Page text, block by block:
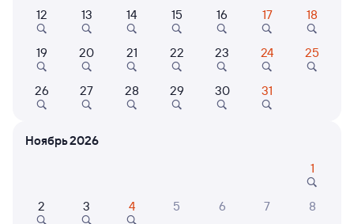
135А Проходящий 7,3
18:29 02:02
7 ч 33 м в пути
Маршрут
Плацкарт
от 2 ⁠569 ⁠₽
Купе
3 ⁠253 ⁠₽ 7 ⁠429 ⁠₽
12 13 14 15 16 17 18
19 20 21 22 23 24 25
26 27 28 29 30 31
Ноябрь 2026
1
2 3 4 5 6 7 8